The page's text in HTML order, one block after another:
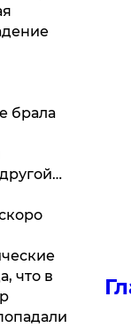
брала
что в